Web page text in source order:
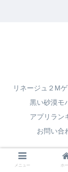
リネージュ２M
黒い砂漠モ
アプリラン
お問い合
メニュー ホ